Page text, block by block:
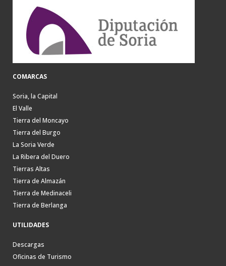
COMARCAS
Soria, la Capital
El Valle
Tierra del Moncayo
Tierra del Burgo
La Soria Verde
La Ribera del Duero
Tierras Altas
Tierra de Almazán
Tierra de Medinaceli
Tierra de Berlanga
UTILIDADES
Descargas
Oficinas de Turismo